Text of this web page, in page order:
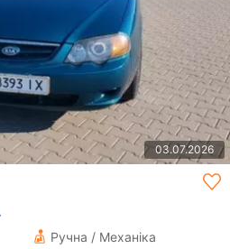
03.07.2026
Ручна / Механіка